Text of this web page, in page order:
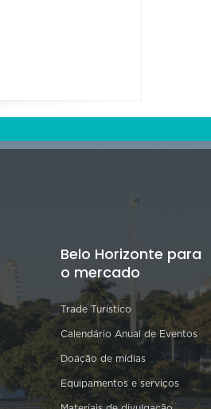
Belo Horizonte para
o mercado
Trade Turístico
Calendário Anual de Eventos
Doação de mídias
Equipamentos e serviços